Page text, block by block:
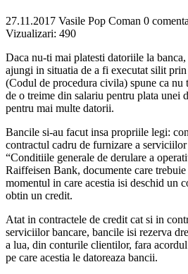
27.11.2017 Vasile Pop Coman 0
Vizualizari: 490
Daca nu-ti mai platesti datoriile la
ajungi in situatia de a fi executat silit
(Codul de procedura civila) spune ca nu
de o treime din salariu pentru plata unei
pentru mai multe datorii.
Bancile si-au facut insa propriile legi:
contractul cadru de furnizare a
“Conditiile generale de derulare a
Raiffeisen Bank, documente care
momentul in care acestia isi deschid un
obtin un credit.
Atat in contractele de credit cat si in
serviciilor bancare, bancile isi rezerva
a lua, din conturile clientilor, fara acordul
pe care acestia le datoreaza bancii.